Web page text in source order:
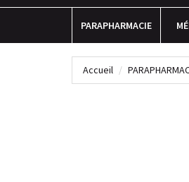
PARAPHARMACIE
Accueil